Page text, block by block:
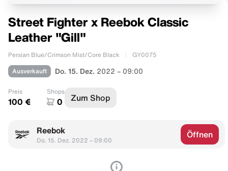
Street Fighter x Reebok Classic
Leather "Gill"
Persian Blue/Crimson Mist/Core Black GY0075
Ausverkauft Do. 15. Dez. 2022 – 09:00
Preis
100 €
Shops
0 Zum Shop
Reebok
Do. 15. Dez. 2022 – 09:00
Öffnen